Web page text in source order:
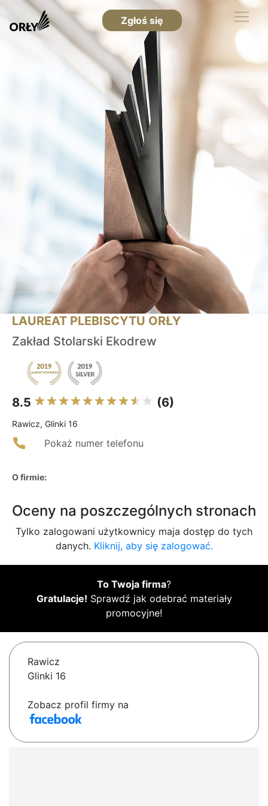
Zgłoś się
LAUREAT PLEBISCYTU ORŁY
Zakład Stolarski Ekodrew
8.5 (6)
Rawicz, Glinki 16
Pokaż numer telefonu
O firmie:
Oceny na poszczególnych stronach
Tylko zalogowani użytkownicy maja dostęp do tych
danych. Kliknij, aby się zalogować.
To Twoja firma?
Gratulacje! Sprawdź jak odebrać materiały
promocyjne!
Rawicz
Glinki 16
Zobacz profil firmy na